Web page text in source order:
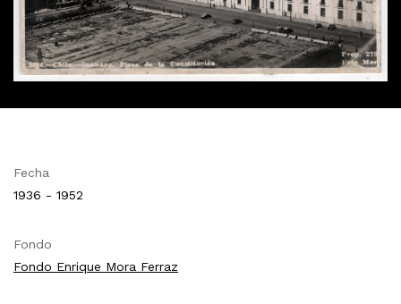
Fecha
1936 - 1952
Fondo
Fondo Enrique Mora Ferraz